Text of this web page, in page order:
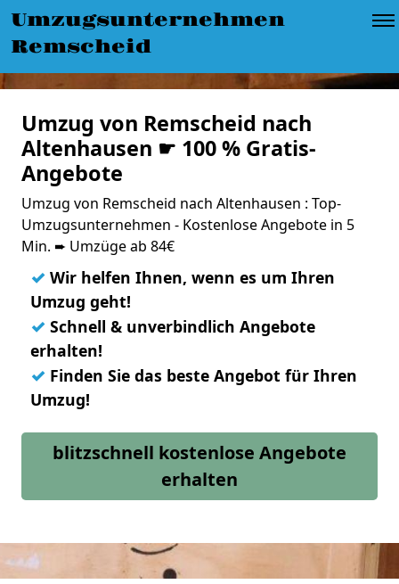
Umzugsunternehmen
Remscheid
Umzug von Remscheid nach
Altenhausen ☛ 100 % Gratis-
Angebote
Umzug von Remscheid nach Altenhausen : Top-
Umzugsunternehmen - Kostenlose Angebote in 5
Min. ➨ Umzüge ab 84€
✓ Wir helfen Ihnen, wenn es um Ihren
Umzug geht!
✓ Schnell & unverbindlich Angebote
erhalten!
✓ Finden Sie das beste Angebot für Ihren
Umzug!
blitzschnell kostenlose Angebote
erhalten